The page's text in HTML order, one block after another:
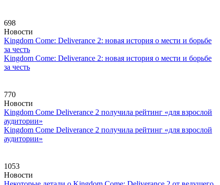
698
Новости
Kingdom Come: Deliverance 2: новая история о мести и борьбе
за честь
Kingdom Come: Deliverance 2: новая история о мести и борьбе
за честь
770
Новости
Kingdom Come Deliverance 2 получила рейтинг «для взрослой
аудитории»
Kingdom Come Deliverance 2 получила рейтинг «для взрослой
аудитории»
1053
Новости